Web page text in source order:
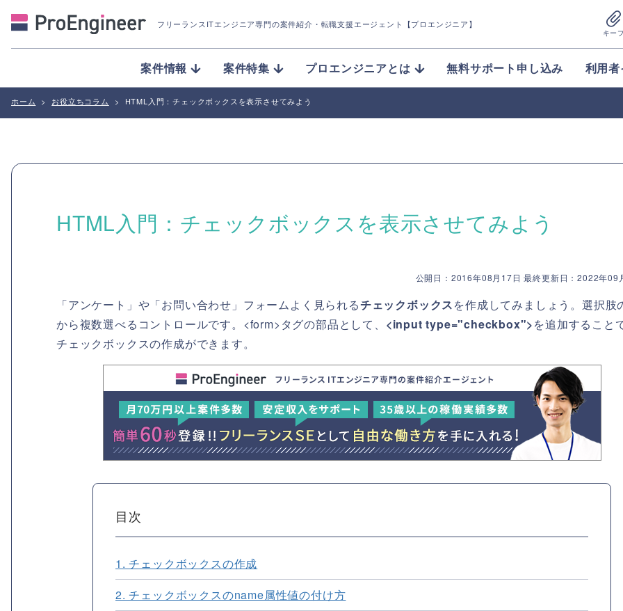
フリーランスITエンジニア専門の案件紹介 ・転職支援エージェント【プロエンジニア】
キー
案件情報 案件特集 プロエンジニアとは 無料サポート申し込み 利用
ホーム > お役立ちコラム > HTML入門：チェックボックスを表示させてみよう
HTML入門：チェックボックスを表示させてみよう
公開日：2016年08月17日 最終更新日：2022年09
「アンケート」や「お問い合わせ」フォームよく見られるチェックボックスを作成してみましょう。選択肢
から複数選べるコントロールです。<form>タグの部品として、 <input type="checkbox">を追加すること
チェックボックスの作成ができます。
目次
1. チェックボックスの作成
2. チェックボックスのname属性値の付け方